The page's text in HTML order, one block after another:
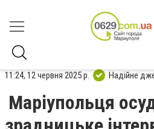
11:24, 12 червня 2025 р. Надійне
Маріупольця